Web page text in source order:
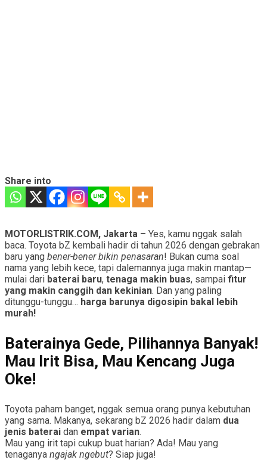
Share into
MOTORLISTRIK.COM, Jakarta – Yes, kamu nggak salah
baca. Toyota bZ kembali hadir di tahun 2026 dengan gebrakan
baru yang bener-bener bikin penasaran! Bukan cuma soal
nama yang lebih kece, tapi dalemannya juga makin mantap—
mulai dari baterai baru, tenaga makin buas, sampai fitur
yang makin canggih dan kekinian. Dan yang paling
ditunggu-tunggu… harga barunya digosipin bakal lebih
murah!
Baterainya Gede, Pilihannya Banyak!
Mau Irit Bisa, Mau Kencang Juga
Oke!
Toyota paham banget, nggak semua orang punya kebutuhan
yang sama. Makanya, sekarang bZ 2026 hadir dalam dua
jenis baterai dan empat varian.
Mau yang irit tapi cukup buat harian? Ada! Mau yang
tenaganya ngajak ngebut? Siap juga!